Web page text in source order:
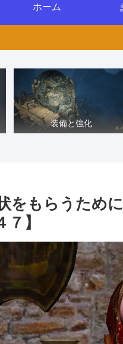
ホーム
装備と強化
をもらうため
】